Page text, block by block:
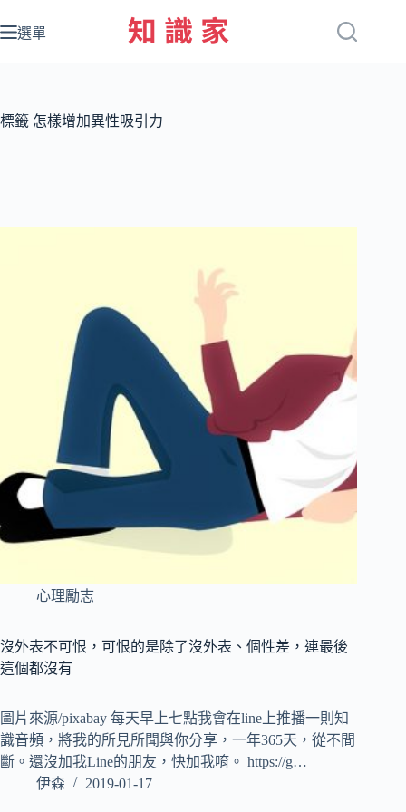
至
容
選單
標籤 怎樣增加異性吸引力
心理勵志
沒外表不可恨，可恨的是除了沒外表、個性差，連最後
這個都沒有
圖片來源/pixabay 每天早上七點我會在line上推播一則知
識音頻，將我的所見所聞與你分享，一年365天，從不間
斷。還沒加我Line的朋友，快加我唷。 https://g…
伊森
2019-01-17